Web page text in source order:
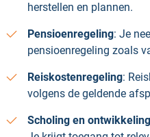
herstellen en plannen.
Pensioenregeling: Je
pensioenregeling zoals
Reiskostenregeling:
volgens de geldende
Scholing en ontwikkeling